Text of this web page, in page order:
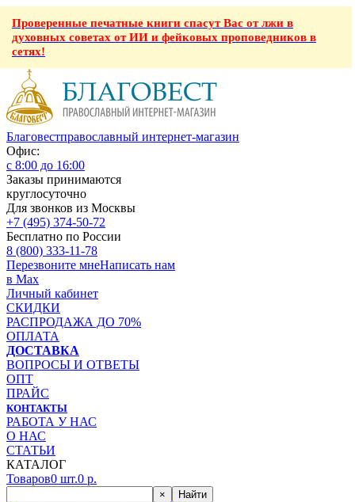
Проверенные печатные книги спасут Вас от лжи в
духовных советах от ИИ и фейковых проповедников в
сетях!
Благовестправославный интернет-магазин
Офис:
с 8:00 до 16:00
Заказы принимаются
круглосуточно
Для звонков из Москвы
+7 (495) 374-50-72
Бесплатно по России
8 (800) 333-11-78
Перезвоните мнеНаписать нам
в Max
Личный кабинет
СКИДКИ
РАСПРОДАЖА ДО 70%
ОПЛАТА
ДОСТАВКА
ВОПРОСЫ И ОТВЕТЫ
ОПТ
ПРАЙС
КОНТАКТЫ
РАБОТА У НАС
О НАС
СТАТЬИ
КАТАЛОГ
Товаров0 шт.0 р.
× Найти